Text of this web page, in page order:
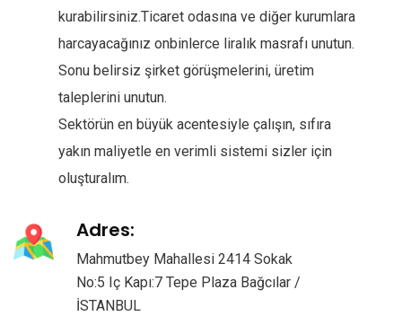
kurabilirsiniz.Ticaret odasına ve diğer kurumlara
harcayacağınız onbinlerce liralık masrafı unutun.
Sonu belirsiz şirket görüşmelerini, üretim
taleplerini unutun.
Sektörün en büyük acentesiyle çalışın, sıfıra
yakın maliyetle en verimli sistemi sizler için
oluşturalım.
Adres:
Mahmutbey Mahallesi 2414 Sokak
No:5 Iç Kapı:7 Tepe Plaza Bağcılar /
İSTANBUL